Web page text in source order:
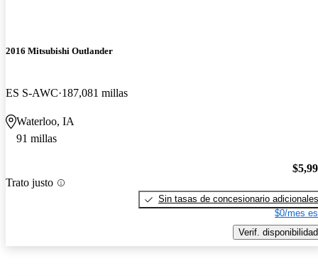
2016 Mitsubishi Outlander
ES S-AWC 187,081 millas
Waterloo, IA
91 millas
Trato justo
Sin tasas de concesionario adicionales
$0/mes
Verif. disponibilidad